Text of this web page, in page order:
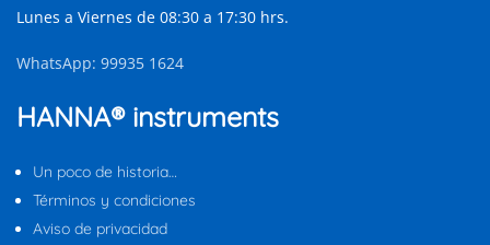
Lunes a Viernes de 08:30 a 17:30 hrs.
WhatsApp: 99935 1624
HANNA® instruments
Un poco de historia…
Términos y condiciones
Aviso de privacidad